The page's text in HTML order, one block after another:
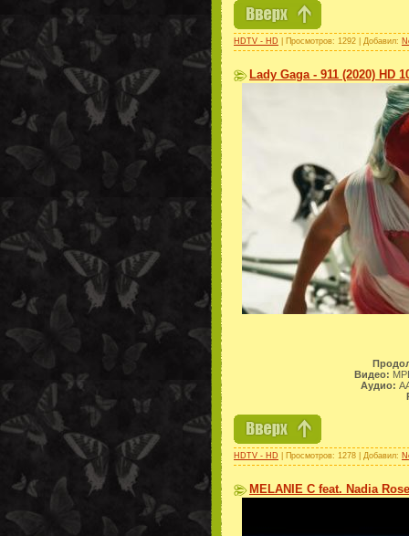
HDTV - HD | Просмотров: 1292 | Добавил:
Lady Gaga - 911 (2020) HD
Видео:
Аудио:
HDTV - HD | Просмотров: 1278 | Добавил:
MELANIE C feat. Nadia